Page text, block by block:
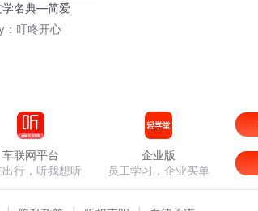
学名典—简爱
叮咚开心
车联网平台
出行，听我想听
企业版
员工学习，企业买单